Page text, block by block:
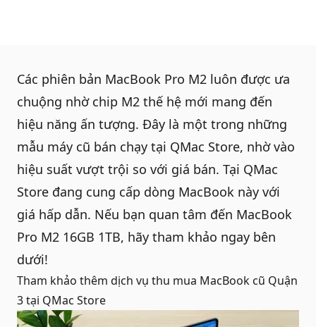
Các phiên bản MacBook Pro M2 luôn được ưa
chuộng nhờ chip M2 thế hệ mới mang đến
hiệu năng ấn tượng. Đây là một trong những
mẫu máy cũ bán chạy tại QMac Store, nhờ vào
hiệu suất vượt trội so với giá bán. Tại QMac
Store đang cung cấp dòng MacBook này với
giá hấp dẫn. Nếu bạn quan tâm đến MacBook
Pro M2 16GB 1TB, hãy tham khảo ngay bên
dưới!
Tham khảo thêm dịch vụ thu mua MacBook cũ Quận
3tại QMac Store